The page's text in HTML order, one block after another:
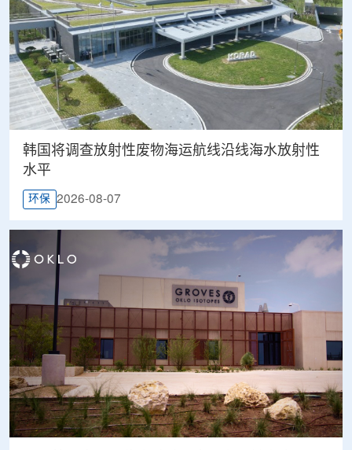
韩国将调查放射性废物海运航线沿线海水放射性
水平
环保 2026-08-07